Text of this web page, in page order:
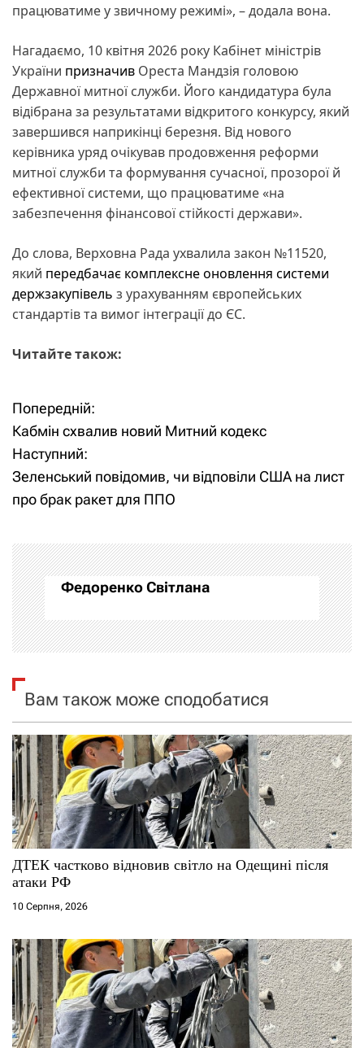
працюватиме у звичному режимі», – додала вона.
Нагадаємо, 10 квітня 2026 року Кабінет міністрів
України призначив Ореста Мандзія головою
Державної митної служби. Його кандидатура була
відібрана за результатами відкритого конкурсу, який
завершився наприкінці березня. Від нового
керівника уряд очікував продовження реформи
митної служби та формування сучасної, прозорої й
ефективної системи, що працюватиме «на
забезпечення фінансової стійкості держави».
До слова, Верховна Рада ухвалила закон №11520,
який передбачає комплексне оновлення системи
держзакупівель з урахуванням європейських
стандартів та вимог інтеграції до ЄС.
Читайте також:
Н
а
в
г
а
ц
і
я
з
а
п
и
с
і
в
Попередній:
Кабмін схвалив новий Митний кодекс
Наступний:
Зеленський повідомив, чи відповіли США на лист
про брак ракет для ППО
Федоренко Світлана
Вам також може сподобатися
ДТЕК частково відновив світло на Одещині після
атаки РФ
10 Серпня, 2026